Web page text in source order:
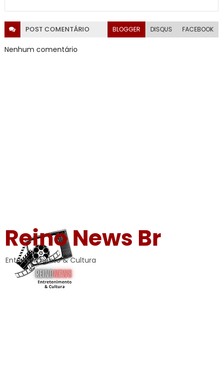
POST COMENTÁRIO BLOGGER DISQUS FACEBOOK
Nenhum comentário
Reino News Br
Entretenimento & Cultura